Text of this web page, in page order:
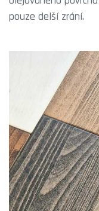
pouze delší zrání.